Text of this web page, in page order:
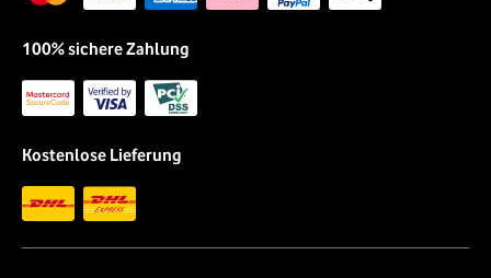
100% sichere Zahlung
Kostenlose Lieferung